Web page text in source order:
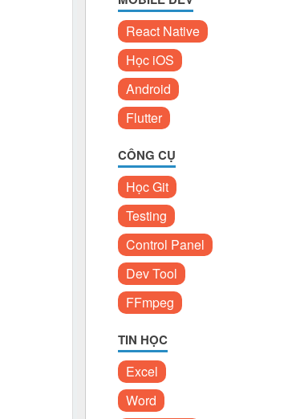
React Native
Học iOS
Android
Flutter
CÔNG CỤ
Học Git
Testing
Control Panel
Dev Tool
FFmpeg
TIN HỌC
Excel
Word